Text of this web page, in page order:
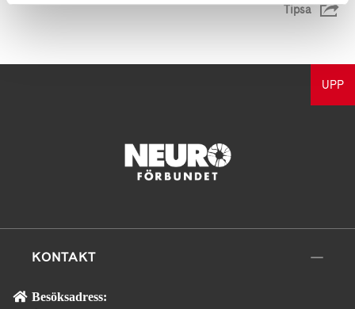
Tipsa
UPP
KONTAKT
Besöksadress: